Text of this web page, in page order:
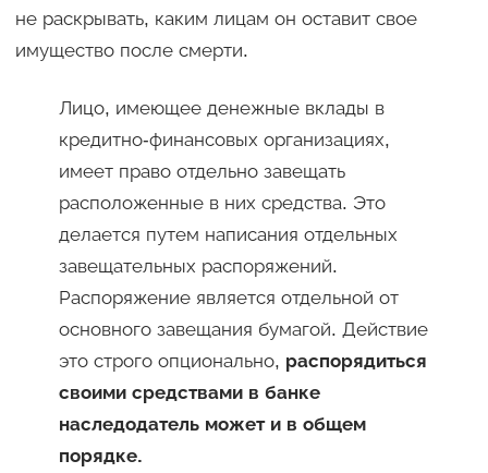
не раскрывать, каким лицам он оставит свое
имущество после смерти.
Лицо, имеющее денежные вклады в
кредитно-финансовых организациях,
имеет право отдельно завещать
расположенные в них средства. Это
делается путем написания отдельных
завещательных распоряжений.
Распоряжение является отдельной от
основного завещания бумагой. Действие
это строго опционально, распорядиться
своими средствами в банке
наследодатель может и в общем
порядке.